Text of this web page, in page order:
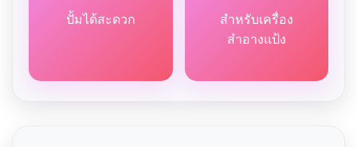
ปั้มได้สะดวก
สำหรับเครื่อง
สำอางแป้ง